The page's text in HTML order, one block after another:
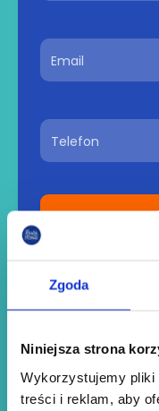
Zgoda
Niniejsza strona
Wykorzystujemy pliki
treści i reklam, aby
Wyrażam zgodę
serwisu
według zasad